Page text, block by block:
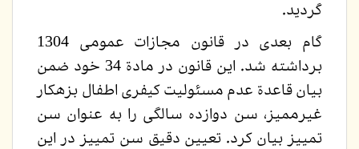
گردید.
گام بعدی در قانون مجازات عمومی 1304
برداشته شد. این قانون در مادة 34 خود ضمن
بیان قاعدة عدم مسئولیت کیفری اطفال بزهکار
غیرممیز، سن دوازده سالگی را به عنوان سن
تمییز بیان کرد. تعیین دقیق سن تمییز در این